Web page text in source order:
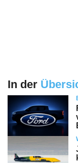
In der